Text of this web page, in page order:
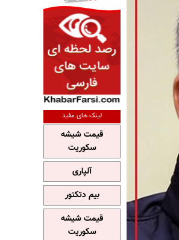
لینک های مفید
قیمت شیشه
سکوریت
آلپاری
بیم دتکتور
قیمت شیشه
سکوریت